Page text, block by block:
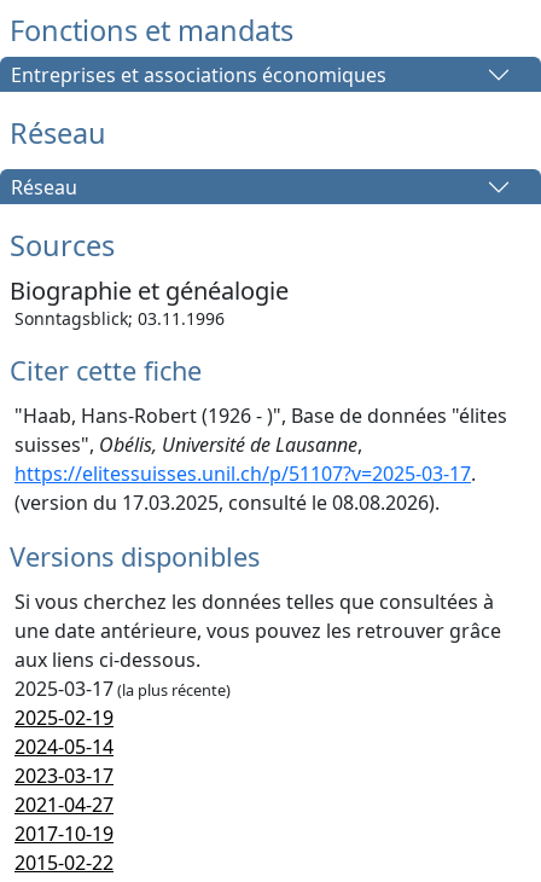
Fonctions et mandats
Entreprises et associations économiques
Réseau
Réseau
Sources
Biographie et généalogie
Sonntagsblick; 03.11.1996
Citer cette fiche
"Haab, Hans-Robert (1926 - )", Base de données "élites
suisses", Obélis, Université de Lausanne,
https://elitessuisses.unil.ch/p/51107?v=2025-03-17.
(version du 17.03.2025, consulté le 08.08.2026).
Versions disponibles
Si vous cherchez les données telles que consultées à
une date antérieure, vous pouvez les retrouver grâce
aux liens ci-dessous.
2025-03-17(la plus récente)
2025-02-19
2024-05-14
2023-03-17
2021-04-27
2017-10-19
2015-02-22